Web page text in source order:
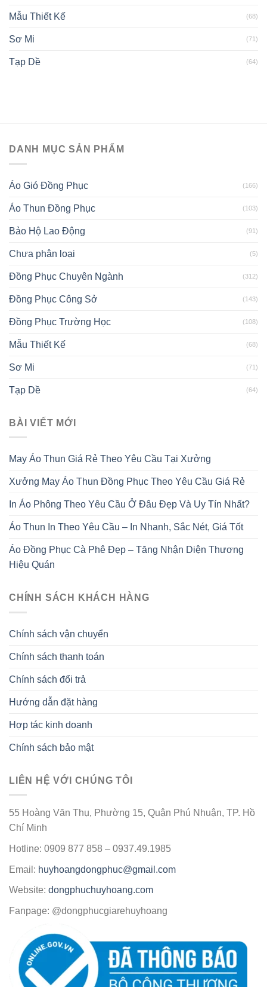
Mẫu Thiết Kế (68)
Sơ Mi (71)
Tạp Dề (64)
DANH MỤC SẢN PHẨM
Áo Gió Đồng Phục (166)
Áo Thun Đồng Phục (103)
Bảo Hộ Lao Động (91)
Chưa phân loại (5)
Đồng Phục Chuyên Ngành (312)
Đồng Phục Công Sở (143)
Đồng Phục Trường Học (108)
Mẫu Thiết Kế (68)
Sơ Mi (71)
Tạp Dề (64)
BÀI VIẾT MỚI
May Áo Thun Giá Rẻ Theo Yêu Cầu Tại Xưởng
Xưởng May Áo Thun Đồng Phục Theo Yêu Cầu Giá Rẻ
In Áo Phông Theo Yêu Cầu Ở Đâu Đẹp Và Uy Tín Nhất?
Áo Thun In Theo Yêu Cầu – In Nhanh, Sắc Nét, Giá Tốt
Áo Đồng Phục Cà Phê Đẹp – Tăng Nhận Diện Thương
Hiệu Quán
CHÍNH SÁCH KHÁCH HÀNG
Chính sách vận chuyển
Chính sách thanh toán
Chính sách đổi trả
Hướng dẫn đặt hàng
Hợp tác kinh doanh
Chính sách bảo mật
LIÊN HỆ VỚI CHÚNG TÔI
55 Hoàng Văn Thụ, Phường 15, Quận Phú Nhuận, TP. Hồ
Chí Minh
Hotline: 0909 877 858 – 0937.49.1985
Email: huyhoangdongphuc@gmail.com
Website: dongphuchuyhoang.com
Fanpage: @dongphucgiarehuyhoang